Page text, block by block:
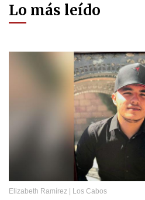
Lo más leído
Elizabeth Ramírez Los Cabos